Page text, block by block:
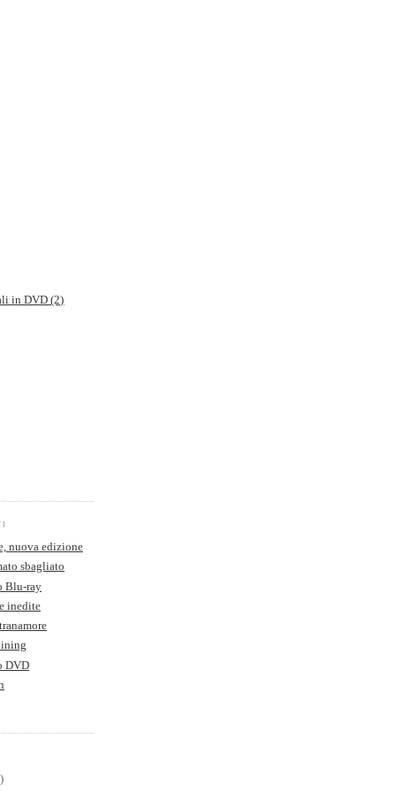
in DVD (2)
nuova edizione
sbagliato
Blu-ray
inedite
DVD